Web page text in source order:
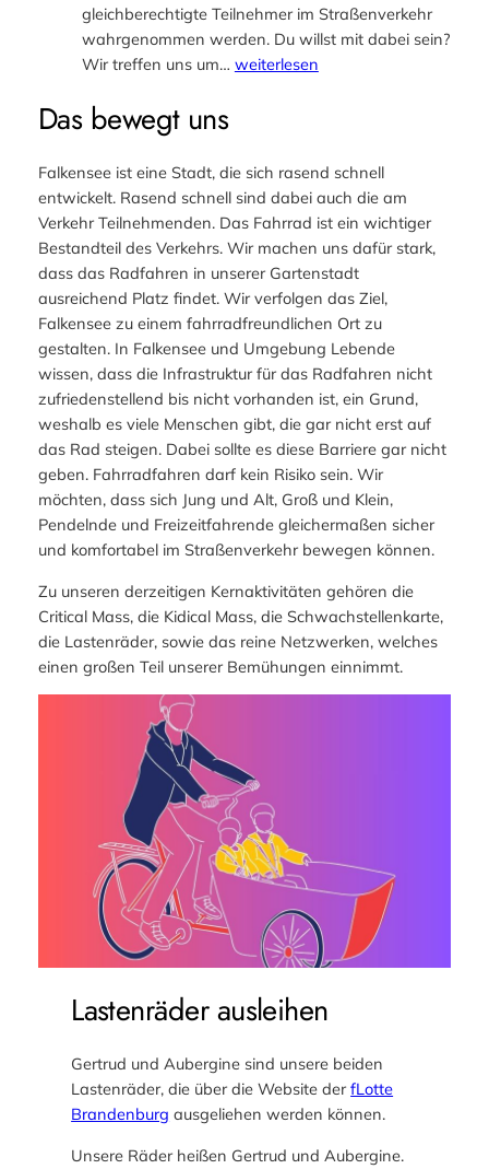
gleichberechtigte Teilnehmer im Straßenverkehr
wahrgenommen werden. Du willst mit dabei sein?
Wir treffen uns um… 8.
Critical
Mass
weiterlesen
Das bewegt uns
Falkensee ist eine Stadt, die sich rasend schnell
entwickelt. Rasend schnell sind dabei auch die am
Verkehr Teilnehmenden. Das Fahrrad ist ein wichtiger
Bestandteil des Verkehrs. Wir machen uns dafür stark,
dass das Radfahren in unserer Gartenstadt
ausreichend Platz findet. Wir verfolgen das Ziel,
Falkensee zu einem fahrradfreundlichen Ort zu
gestalten. In Falkensee und Umgebung Lebende
wissen, dass die Infrastruktur für das Radfahren nicht
zufriedenstellend bis nicht vorhanden ist, ein Grund,
weshalb es viele Menschen gibt, die gar nicht erst auf
das Rad steigen. Dabei sollte es diese Barriere gar nicht
geben. Fahrradfahren darf kein Risiko sein. Wir
möchten, dass sich Jung und Alt, Groß und Klein,
Pendelnde und Freizeitfahrende gleichermaßen sicher
und komfortabel im Straßenverkehr bewegen können.
Zu unseren derzeitigen Kernaktivitäten gehören die
Critical Mass, die Kidical Mass, die Schwachstellenkarte,
die Lastenräder, sowie das reine Netzwerken, welches
einen großen Teil unserer Bemühungen einnimmt.
Lastenräder ausleihen
Gertrud und Aubergine sind unsere beiden
Lastenräder, die über die Website derfLotte
Brandenburg ausgeliehen werden können.
Unsere Räder heißen Gertrud und Aubergine.